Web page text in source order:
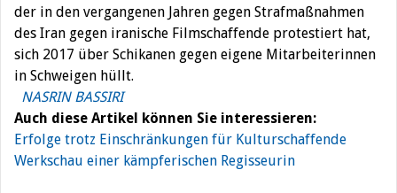
der in den vergangenen Jahren gegen Strafmaßnahmen
des Iran gegen iranische Filmschaffende protestiert hat,
sich 2017 über Schikanen gegen eigene Mitarbeiterinnen
in Schweigen hüllt.
NASRIN BASSIRI
Auch diese Artikel können Sie interessieren:
Erfolge trotz Einschränkungen für Kulturschaffende
Werkschau einer kämpferischen Regisseurin